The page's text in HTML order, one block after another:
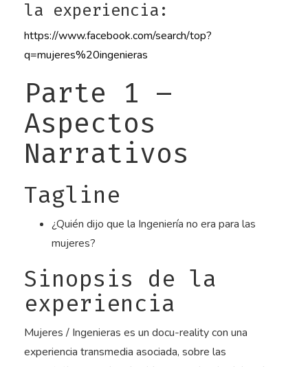
la experiencia:
https://www.facebook.com/search/top?
q=mujeres%20ingenieras
Parte 1 –
Aspectos
Narrativos
Tagline
¿Quién dijo que la Ingeniería no era para las
mujeres?
Sinopsis de la
experiencia
Mujeres / Ingenieras es un docu-reality con una
experiencia transmedia asociada, sobre las